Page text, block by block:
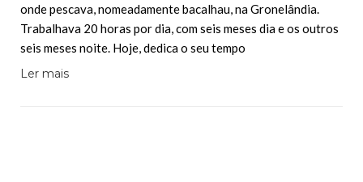
onde pescava, nomeadamente bacalhau, na Gronelândia.
Trabalhava 20 horas por dia, com seis meses dia e os outros
seis meses noite. Hoje, dedica o seu tempo
Ler mais